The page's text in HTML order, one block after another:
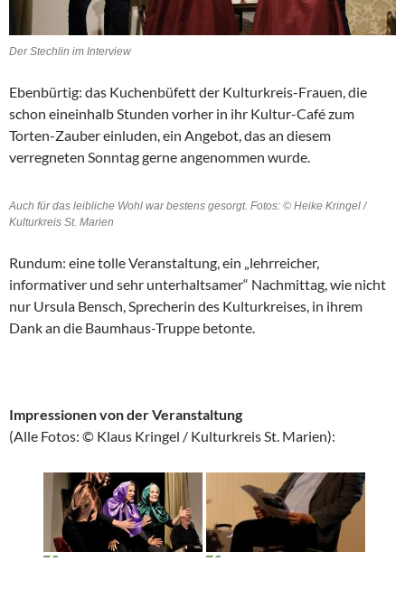
Der Stechlin im Interview
Ebenbürtig: das Kuchenbüfett der Kulturkreis-Frauen, die
schon eineinhalb Stunden vorher in ihr Kultur-Café zum
Torten-Zauber einluden, ein Angebot, das an diesem
verregneten Sonntag gerne angenommen wurde.
Auch für das leibliche Wohl war bestens gesorgt. Fotos: © Heike Kringel /
Kulturkreis St. Marien
Rundum: eine tolle Veranstaltung, ein „lehrreicher,
informativer und sehr unterhaltsamer“ Nachmittag, wie nicht
nur Ursula Bensch, Sprecherin des Kulturkreises, in ihrem
Dank an die Baumhaus-Truppe betonte.
Impressionen von der Veranstaltung
(Alle Fotos: © Klaus Kringel / Kulturkreis St. Marien):